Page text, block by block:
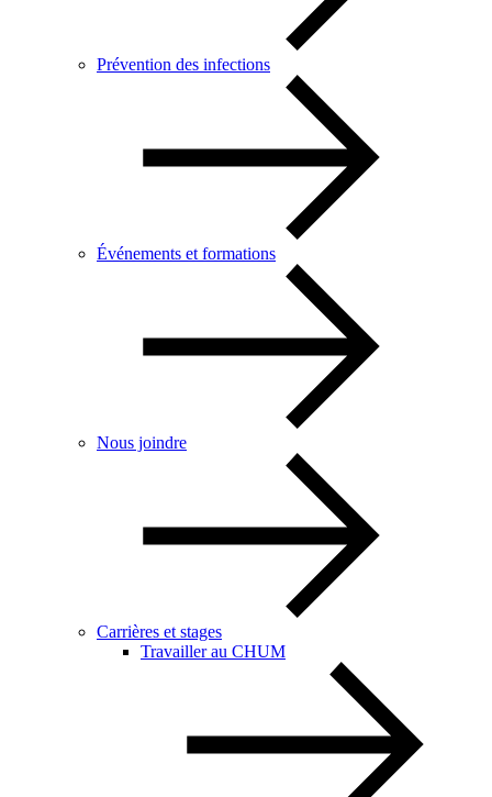
Prévention des infections
Événements et formations
Nous joindre
Carrières et stages
Travailler au CHUM